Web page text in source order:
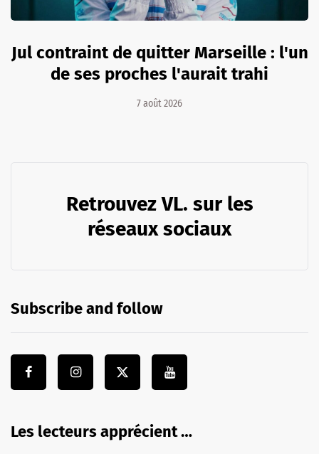
Jul contraint de quitter Marseille : l'un
de ses proches l'aurait trahi
7 août 2026
Retrouvez VL. sur les
réseaux sociaux
Subscribe and follow
Les lecteurs apprécient …